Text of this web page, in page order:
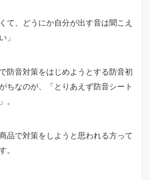
て、どうにか自分が出す音は聞こえ
」
防音対策をはじめようとする防音初
ちなのが、「とりあえず防音シート
。
品で対策をしようと思われる方って
。